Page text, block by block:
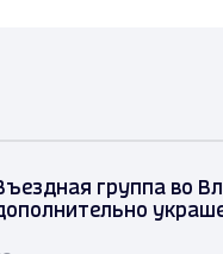
группа во